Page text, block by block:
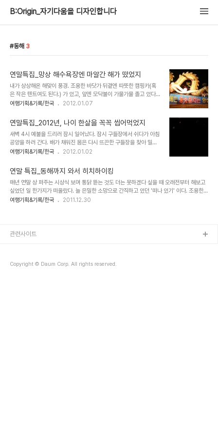
B:Origin_자기다움을 디자인합니다
동해 3
연말특집_망상 해수욕장엔 마알간 해가 떴었지
내가 상상해온 해맞이 풍경. 조용한 바닷가 뒤곁엔 따뜻한 캠핑카(혹
은 작은 텐트여도 된다.) 가 있고, 앞엔 모닥불이 가물가물 졸고 있다.
낚시용 휴대의자에 앉아 무릎담요를 덮고 따끈한 커피잔을 쥐고 있다.
면 덕담을 주고 받는다.... 내 상상속 로망은 그렇다...... 철야 명상 후
새벽예불까지 마치고 서둘러 해돋이 차비를 한다. 다섯시였던가, 일출
이 바로 보이는 동해 망상 해수욕장으로 차로 이동. 해뜨는 시각이 7
시 28분이라고 하니 두시간여를 기다려야한다. 축제는 한창이었다.
숫제 오일장에 노래자랑팀이 촬영나온 것 같다. 검은 바다를 배경으로
과 통닭집은 저마다 색색으..
여행기획&기록/한국 2012.01.07
연말특집_2012년, 나이 한살을 꼭꼭 씹어먹었지
새벽 4시 예불을 드리러 잠시 일어났다. 잠시 구들장에서 쉬다가 아침
공양을 하러 간다. 배가 채워진 몸은 다시 뜨끈한 구들장을 찾아 밀착
이 된다. 그렇게 날이 밝는다. 계산은 잘못되었다. 연말은 어디를 가도
커플들이 끊임없이 채워진다. 산사에 스스로 갖혀 한해를 정리하고 새
날을 계획하자는 다짐따위. 이 분위기에 나홀로 사색 어울릴 리가 없었
다. 에라이 모르겠다. 다시 구들장. 이대로 해가 지고 나면 2012년이
되는거구나 싶은 허망함 속에 자정 행사에 동참하기로 했다. 한 방에
30명이 자야 하는 가운데 간절히 고요함을 찾던 나를 배려해서인지
여행기획&기록/한국 2012.01.02
연말 특집_동해까지 와서 히치하이킹
매년 연말 상 퍼주는 시상식 보며 통닭 뜯는 것도 더는 못하겠다 싶을 때 오래전부터 해보고
싶었던 일 한가지가 떠올랐다. 늘 은밀한 소망으로 간직하고 있던 '떠나 있기' 이다. 조용한
산사에 방 한 칸 빌려서 일찍 자고 일찍 일어나고 책 읽고 정리도 하고 나만의 시간 갖기. 오
3시간 40분. 고속도로의 로망. 휴게소. 버터를 발라 철판에 익힌 알감자도 먹고 옥수수도
여행기획&기록/한국 2011.12.30
Copyright © Daum Corp. All rights reserved.
관련사이트